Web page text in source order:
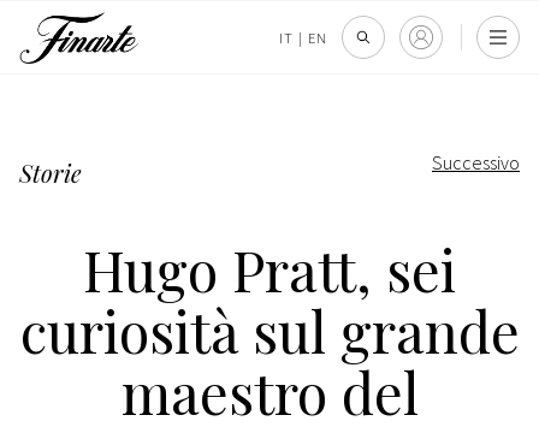
IT | EN
Storie Successivo
Hugo Pratt, sei
curiosità sul grande
maestro del